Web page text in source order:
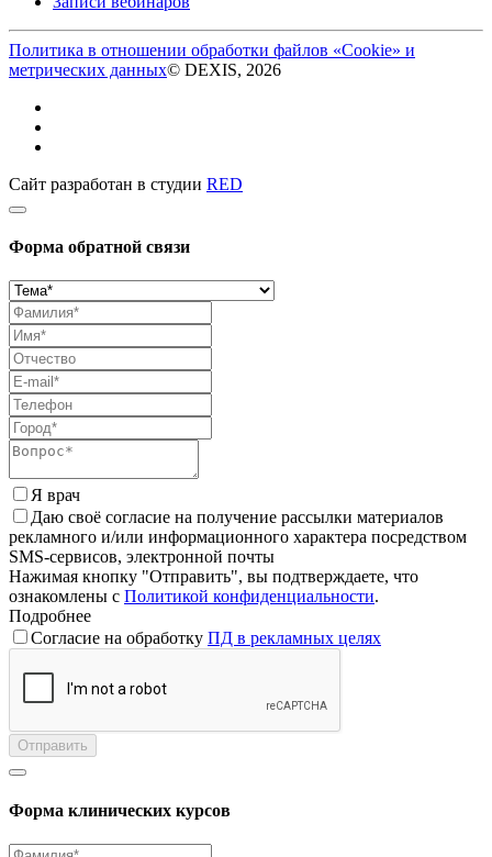
Политика в отношении обработки файлов «Cookie» и
метрических данных© DEXIS, 2026
Сайт разработан в студии RED
Форма обратной связи
Я врач
Даю своё согласие на получение рассылки материалов
рекламного и/или информационного характера посредством
SMS-сервисов, электронной почты
Нажимая кнопку "Отправить", вы подтверждаете, что
ознакомлены с Политикой конфиденциальности.
Подробнее
Согласие на обработку ПД в рекламных целях
Отправить
Форма клинических курсов